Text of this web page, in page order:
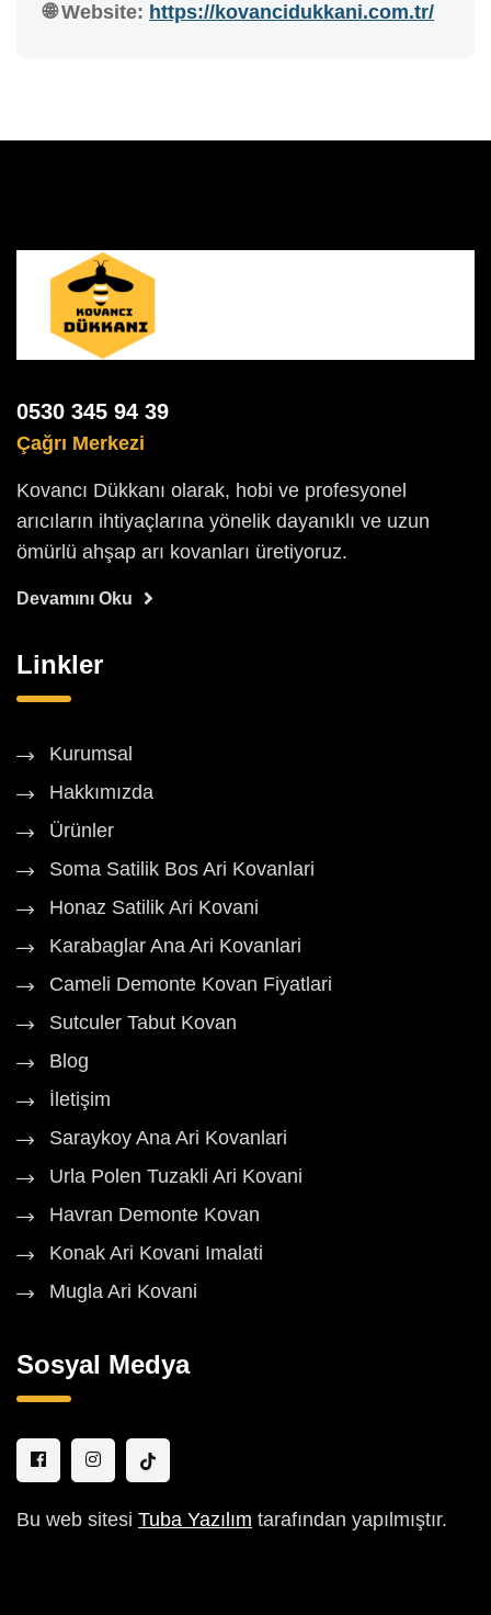
🌐 Website: https://kovancidukkani.com.tr/
0530 345 94 39
Çağrı Merkezi
Kovancı Dükkanı olarak, hobi ve profesyonel
arıcıların ihtiyaçlarına yönelik dayanıklı ve uzun
ömürlü ahşap arı kovanları üretiyoruz.
Devamını Oku
Linkler
Kurumsal
Hakkımızda
Ürünler
Soma Satilik Bos Ari Kovanlari
Honaz Satilik Ari Kovani
Karabaglar Ana Ari Kovanlari
Cameli Demonte Kovan Fiyatlari
Sutculer Tabut Kovan
Blog
İletişim
Saraykoy Ana Ari Kovanlari
Urla Polen Tuzakli Ari Kovani
Havran Demonte Kovan
Konak Ari Kovani Imalati
Mugla Ari Kovani
Sosyal Medya
Bu web sitesi Tuba Yazılım tarafından yapılmıştır.